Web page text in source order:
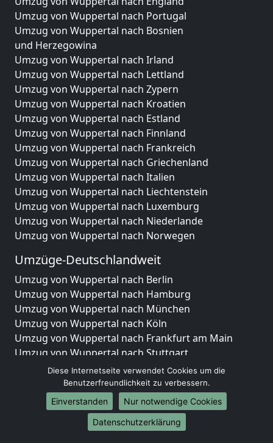
Umzug von Wuppertal nach Portugal
Umzug von Wuppertal nach Bosnien
und Herzegowina
Umzug von Wuppertal nach Irland
Umzug von Wuppertal nach Lettland
Umzug von Wuppertal nach Zypern
Umzug von Wuppertal nach Kroatien
Umzug von Wuppertal nach Estland
Umzug von Wuppertal nach Finnland
Umzug von Wuppertal nach Frankreich
Umzug von Wuppertal nach Griechenland
Umzug von Wuppertal nach Italien
Umzug von Wuppertal nach Liechtenstein
Umzug von Wuppertal nach Luxemburg
Umzug von Wuppertal nach Niederlande
Umzug von Wuppertal nach Norwegen
Umzüge-Deutschlandweit
Umzug von Wuppertal nach Berlin
Umzug von Wuppertal nach Hamburg
Umzug von Wuppertal nach München
Umzug von Wuppertal nach Köln
Umzug von Wuppertal nach Frankfurt am Main
Umzug von Wuppertal nach Stuttgart
Umzug von Wuppertal nach Düsseldorf
Umzug von Wuppertal nach Leipzig
Umzug von Wuppertal nach Dortmund
Umzug von Wuppertal nach Essen
Umzug von Wuppertal nach Bremen
Diese Internetseite verwendet Cookies um die
Benutzerfreundlichkeit zu verbessern.
Einverstanden
Nur notwendige Cookies
Datenschutzerklärung